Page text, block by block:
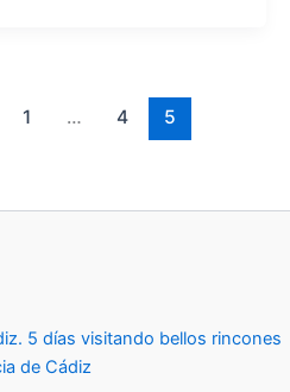
1 … 4 5
5 días visitando bellos rincones
de Cádiz